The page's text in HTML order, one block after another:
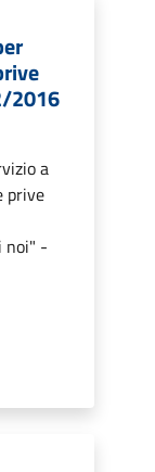
2016
a
prive
noi" -